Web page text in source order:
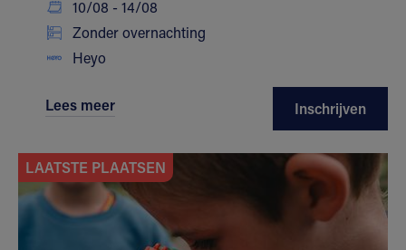
10/08 - 14/08
Zonder overnachting
Heyo
Lees meer Inschrijven
LAATSTE PLAATSEN